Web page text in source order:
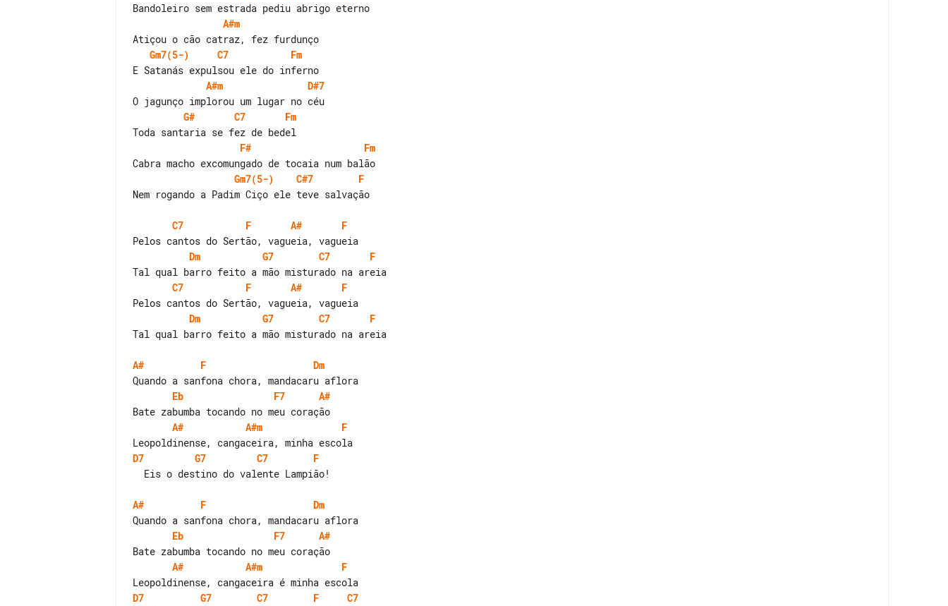
A#m
Gm7(5-)
C7
Fm
A#m
D#7
G#
C7
Fm
F#
Fm
Gm7(5-)
C#7
F
Nem rogando a Padim Ciço ele teve salvação
C7 F A#
F
Dm
G7 C7
F
C7
F A#
F
Dm
G7 C7
F
Tal qual barro feito a mão misturado na areia
A# F
Dm
Eb
F7
A#
A#
A#m
F
D7
G7 C7
F
A# F
Dm
Eb
F7
A#
A#
A#m
F
D7
G7 C7 F
C7